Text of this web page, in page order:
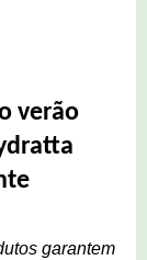
verão
garantem